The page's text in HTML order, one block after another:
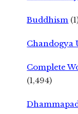
Buddhism
Chandogya
Complete
(1,494)